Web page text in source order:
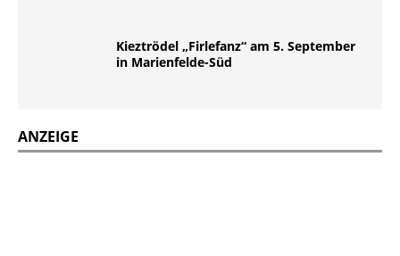
Kieztrödel „Firlefanz“ am 5. September
in Marienfelde-Süd
ANZEIGE